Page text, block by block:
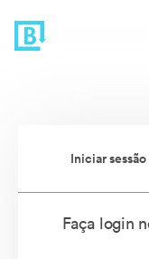
Iniciar sessão
Faça login